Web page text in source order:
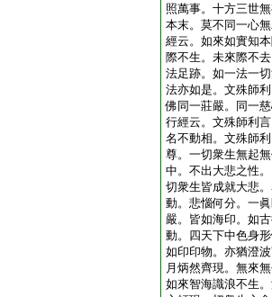
照萬事。十方三世
本末。莫不同一心
經云。如來如實知
際不生。未來際不
法足跡。如一法一
法亦如是。文殊師
佛同一莊嚴。同一
行經云。文殊師利
名不動相。文殊師
尊。一切衆生無起
中。不出大悲之性
切衆生皆成就大悲
動。悲惱何分。一
嚴。皆如海印。如
動。四天下中色身
如印印物。亦猶澄
月炳然齊現。無來
如來智海識浪不生